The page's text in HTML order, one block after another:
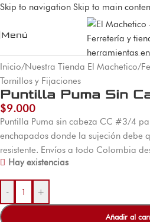
Skip to navigation Skip to main
Menú
Inicio/Nuestra Tienda El Machetico/
Tornillos y Fijaciones
Puntilla Puma Sin
$9.000
Puntilla Puma sin cabeza CC #3/4
enchapados donde la sujeción debe
resistente. Envíos a todo Colombia
Hay existencias
- +
Añadir al